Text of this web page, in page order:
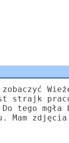
zobaczyć
strajk
tego
Mam